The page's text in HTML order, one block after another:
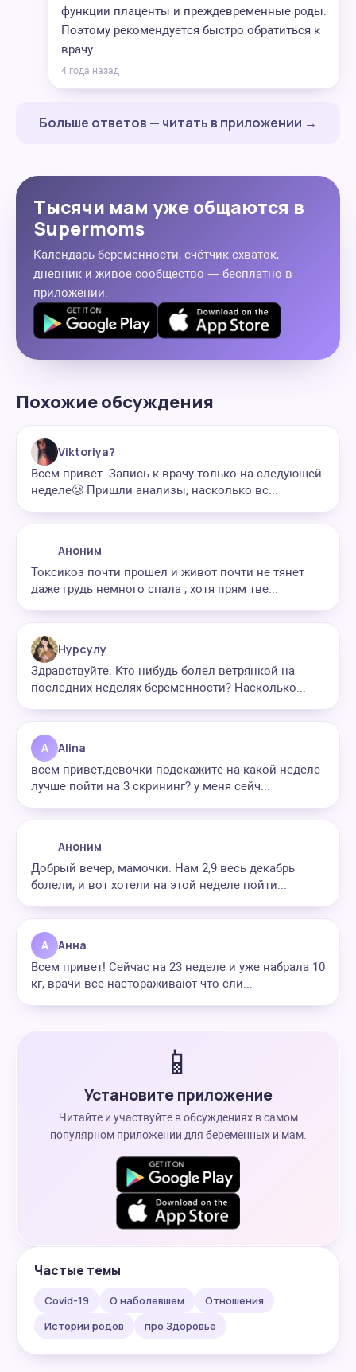
функции плаценты и преждевременные роды.
Поэтому рекомендуется быстро обратиться к
врачу.
4 года назад
Больше ответов — читать в приложении →
Тысячи мам уже общаются в
Supermoms
Календарь беременности, счётчик схваток,
дневник и живое сообщество — бесплатно в
приложении.
Похожие обсуждения
Viktoriya?
Всем привет. Запись к врачу только на следующей
неделе🥲 Пришли анализы, насколько вс...
Аноним
Токсикоз почти прошел и живот почти не тянет
даже грудь немного спала , хотя прям тве...
Нурсулу
Здравствуйте. Кто нибудь болел ветрянкой на
последних неделях беременности? Насколько...
A Alina
всем привет,девочки подскажите на какой неделе
лучше пойти на 3 скрининг? у меня сейч...
Аноним
Добрый вечер, мамочки. Нам 2,9 весь декабрь
болели, и вот хотели на этой неделе пойти...
А Анна
Всем привет! Сейчас на 23 неделе и уже набрала 10
кг, врачи все настораживают что сли...
📱
Установите приложение
Читайте и участвуйте в обсуждениях в самом
популярном приложении для беременных и мам.
Частые темы
Covid-19 О наболевшем
Отношения
Истории родов
про Здоровье